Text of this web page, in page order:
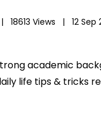
18613 Views | 12 Sep
academic
life tips & tricks